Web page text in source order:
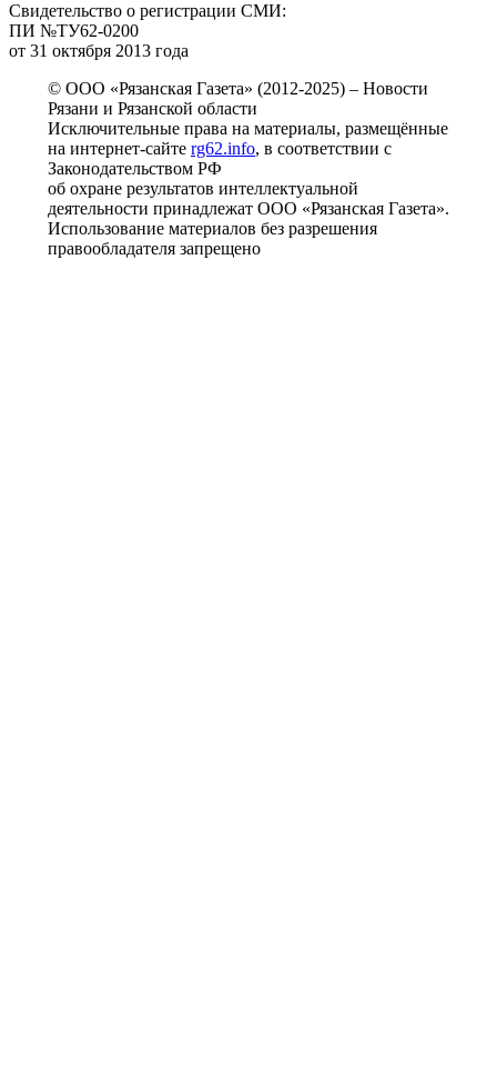
Свидетельство о регистрации СМИ:
ПИ №ТУ62-0200
от 31 октября 2013 года
© ООО «Рязанская Газета» (2012-2025) – Новости
Рязани и Рязанской области
Исключительные права на материалы, размещённые
на интернет-сайте rg62.info, в соответствии с
Законодательством РФ
об охране результатов интеллектуальной
деятельности принадлежат ООО «Рязанская Газета».
Использование материалов без разрешения
правообладателя запрещено